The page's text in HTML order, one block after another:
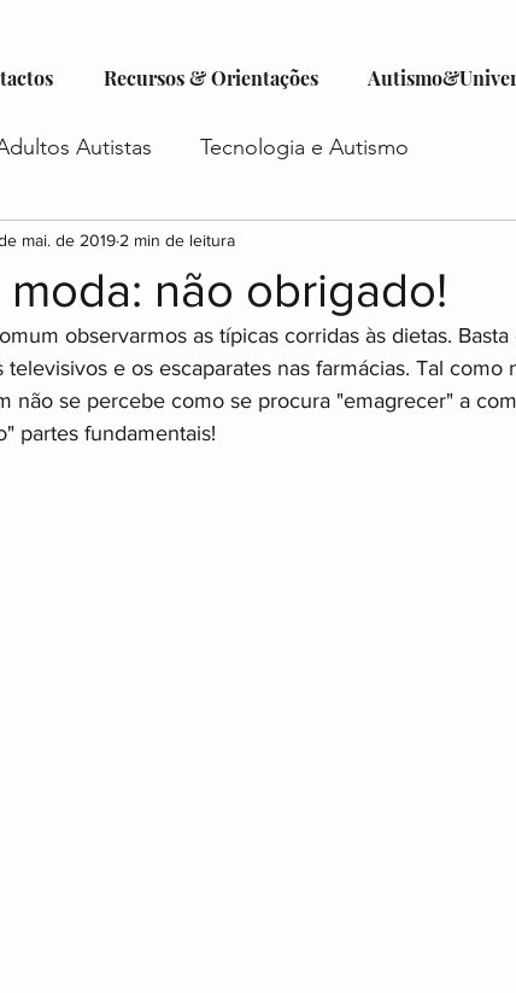
Recursos & Orientações
Autistas Tecnologia e Autismo
Criatividade e Autismo
Futuro do Autismo Emprego e
Autismo e Relacionamentos
não obrigado!
mai. de 2019 2 min de leitura
observarmos as típicas corridas às dietas.
televisivos e os escaparates nas farmácias. Tal como
não se percebe como se procura "emagrecer" a
partes fundamentais!